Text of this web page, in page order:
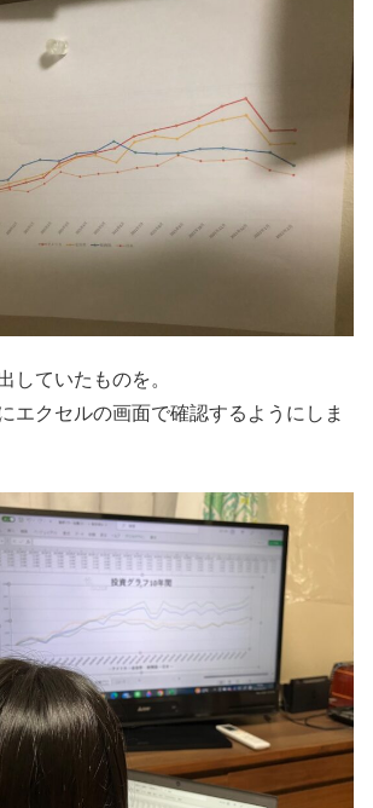
していたものを。
エクセルの画面で確認するようにしま